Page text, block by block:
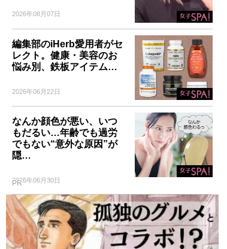
2026年08月07日
編集部のiHerb愛用者がセ
レクト。健康・美容のお
悩み別、鉄板アイテム…
2026年06月22日
なんか顔色が悪い、いつ
もだるい…年齢でも過労
でもない“意外な原因”が
隠…
2026年06月30日
PR